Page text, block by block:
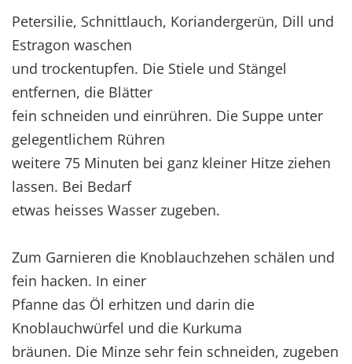
Petersilie, Schnittlauch, Koriandergerün, Dill und
Estragon waschen
und trockentupfen. Die Stiele und Stängel
entfernen, die Blätter
fein schneiden und einrühren. Die Suppe unter
gelegentlichem Rühren
weitere 75 Minuten bei ganz kleiner Hitze ziehen
lassen. Bei Bedarf
etwas heisses Wasser zugeben.
Zum Garnieren die Knoblauchzehen schälen und
fein hacken. In einer
Pfanne das Öl erhitzen und darin die
Knoblauchwürfel und die Kurkuma
bräunen. Die Minze sehr fein schneiden, zugeben